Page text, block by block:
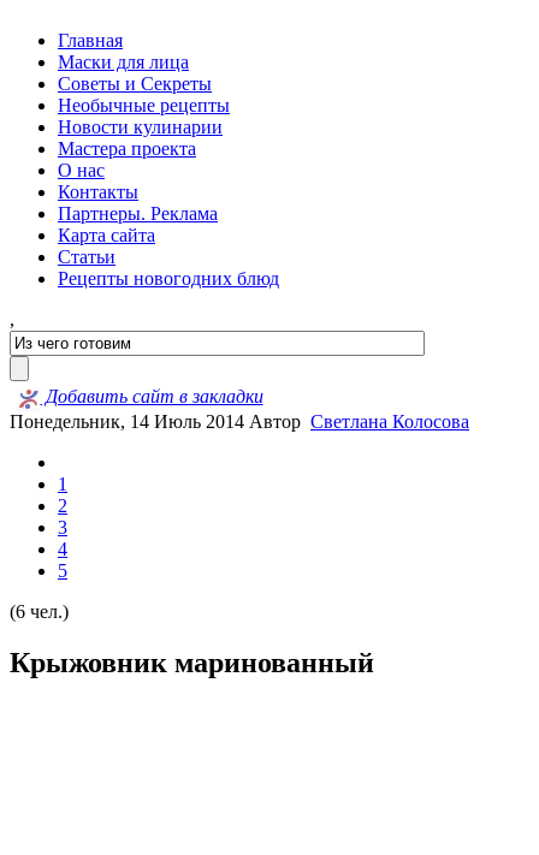
Главная
Маски для лица
Советы и Секреты
Необычные рецепты
Новости кулинарии
Мастера проекта
О нас
Контакты
Партнеры. Реклама
Карта сайта
Статьи
Рецепты новогодних блюд
,
Добавить сайт в закладки
Понедельник, 14 Июль 2014 Автор Светлана Колосова
1
2
3
4
5
(6 чел.)
Крыжовник маринованный